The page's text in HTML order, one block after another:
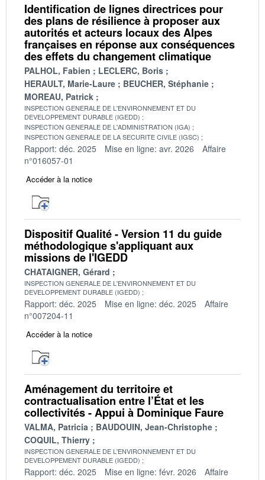
Identification de lignes directrices pour
des plans de résilience à proposer aux
autorités et acteurs locaux des Alpes
françaises en réponse aux conséquences
des effets du changement climatique
PALHOL, Fabien
LECLERC, Boris
HERAULT, Marie-Laure
BEUCHER, Stéphanie
MOREAU, Patrick
INSPECTION GENERALE DE L'ENVIRONNEMENT ET DU
DEVELOPPEMENT DURABLE (IGEDD)
INSPECTION GENERALE DE L'ADMINISTRATION (IGA)
INSPECTION GENERALE DE LA SECURITE CIVILE (IGSC)
Rapport: déc. 2025 Mise en ligne: avr. 2026
Affaire
n°016057-01
Accéder à la notice
Dispositif Qualité - Version 11 du guide
méthodologique s'appliquant aux
missions de l'IGEDD
CHATAIGNER, Gérard
INSPECTION GENERALE DE L'ENVIRONNEMENT ET DU
DEVELOPPEMENT DURABLE (IGEDD)
Rapport: déc. 2025 Mise en ligne: déc. 2025
Affaire
n°007204-11
Accéder à la notice
Aménagement du territoire et
contractualisation entre l’État et les
collectivités - Appui à Dominique Faure
VALMA, Patricia
BAUDOUIN, Jean-Christophe
COQUIL, Thierry
INSPECTION GENERALE DE L'ENVIRONNEMENT ET DU
DEVELOPPEMENT DURABLE (IGEDD)
Rapport: déc. 2025 Mise en ligne: févr. 2026
Affaire